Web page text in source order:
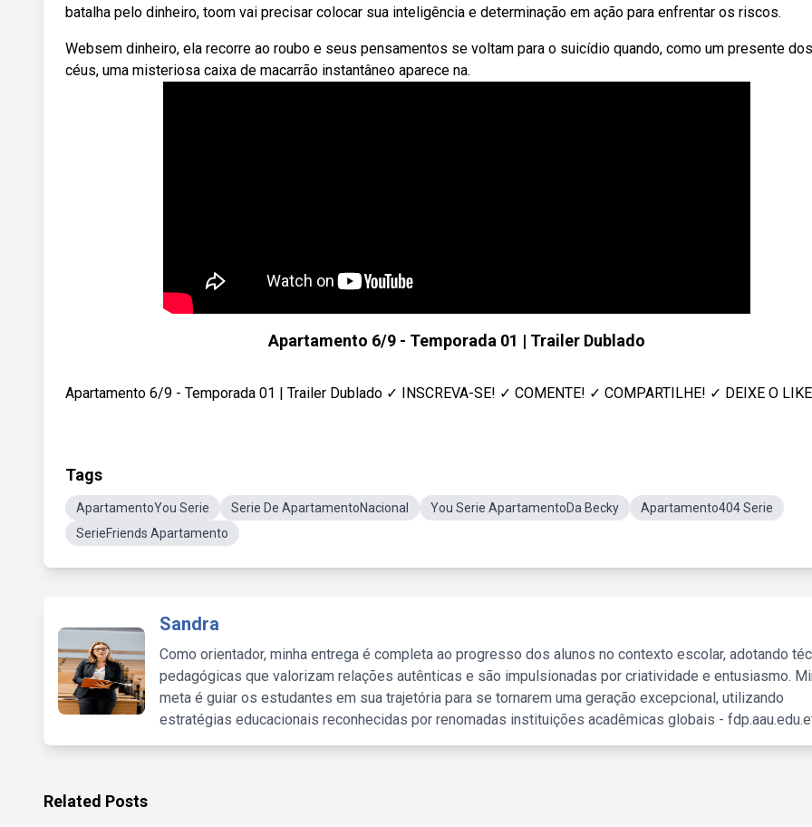
batalha pelo dinheiro, toom vai precisar colocar sua inteligência e determinação em ação para enfrentar os riscos.
Websem dinheiro, ela recorre ao roubo e seus pensamentos se voltam para o suicídio quando, como um presente dos
céus, uma misteriosa caixa de macarrão instantâneo aparece na.
Apartamento 6/9 - Temporada 01 | Trailer Dublado
Apartamento 6/9 - Temporada 01 | Trailer Dublado ✓ INSCREVA-SE! ✓ COMENTE! ✓ COMPARTILHE! ✓ DEIXE O
Tags
ApartamentoYou Serie Serie De ApartamentoNacional You Serie ApartamentoDa Becky
Apartamento404 Serie
SerieFriends Apartamento
Sandra
Como orientador, minha entrega é completa ao progresso dos alunos no contexto escolar, adotando
pedagógicas que valorizam relações autênticas e são impulsionadas por criatividade e entusiasmo.
meta é guiar os estudantes em sua trajetória para se tornarem uma geração excepcional, utilizando
estratégias educacionais reconhecidas por renomadas instituições acadêmicas globais -
Related Posts